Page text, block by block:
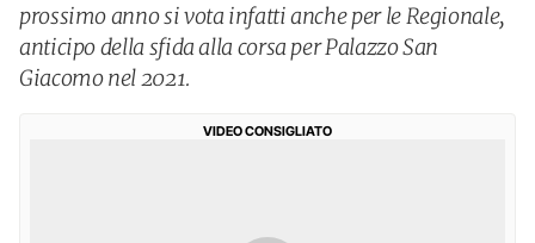
prossimo anno si vota infatti anche per le Regionale,
anticipo della sfida alla corsa per Palazzo San
Giacomo nel 2021.
VIDEO CONSIGLIATO